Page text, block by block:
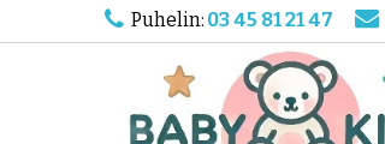
Puhelin: 03 45 81 21 47